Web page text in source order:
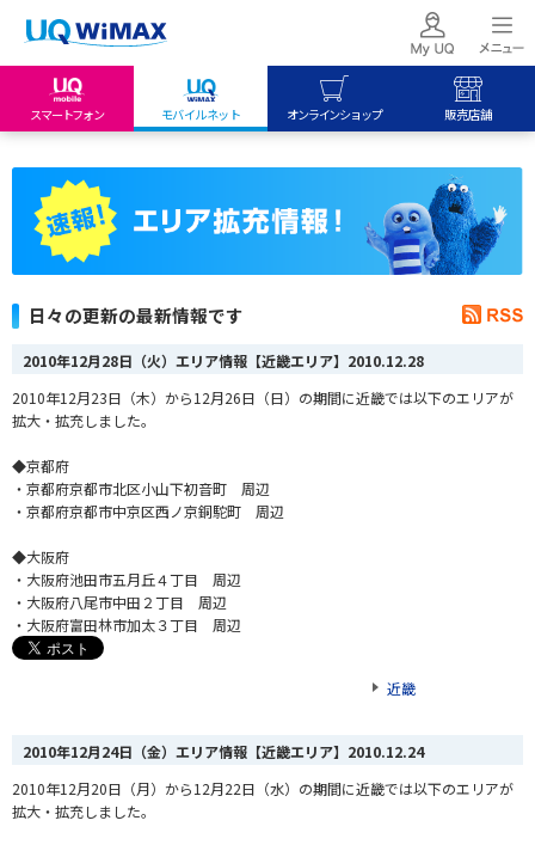
スマートフォン モバイルネット オンラインショップ 販売店舗
My UQ mobile
UQ mobile
UQ WiMAX
UQ WiMAX
日々の更新の最新情報です
2010年12月28日（火）エリア情報【近畿エリア】 2010.12.28
2010年12月23日（木）から12月26日（日）の期間に近畿では以下のエリアが
拡大・拡充しました。
◆京都府
・京都府京都市北区小山下初音町 周辺
・京都府京都市中京区西ノ京銅駝町 周辺
◆大阪府
・大阪府池田市五月丘４丁目 周辺
・大阪府八尾市中田２丁目 周辺
・大阪府富田林市加太３丁目 周辺
近畿
2010年12月24日（金）エリア情報【近畿エリア】 2010.12.24
2010年12月20日（月）から12月22日（水）の期間に近畿では以下のエリアが
拡大・拡充しました。